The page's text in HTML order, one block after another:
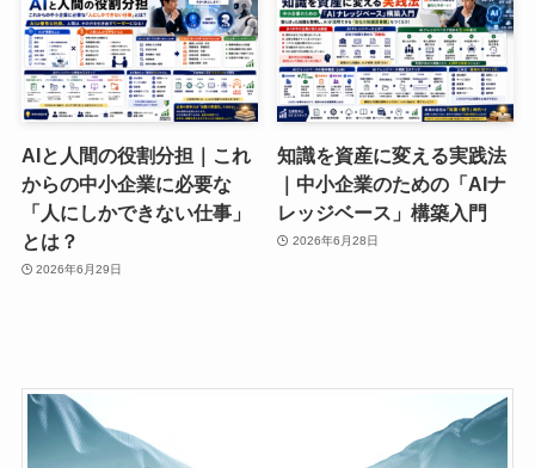
AIと人間の役割分担｜これ
からの中小企業に必要な
「人にしかできない仕事」
とは？
2026年6月29日
知識を資産に変える実践法
｜中小企業のための「AIナ
レッジベース」構築入門
2026年6月28日